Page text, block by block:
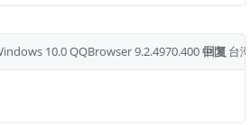
回复
10.0QQBrowser 9.2.4970.400中国 台